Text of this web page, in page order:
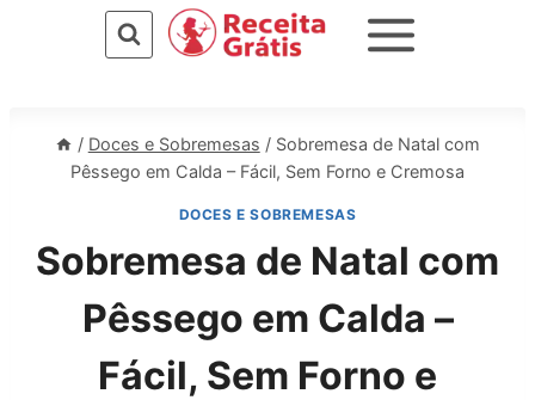
/ Doces e Sobremesas / Sobremesa de Natal com
Pêssego em Calda – Fácil, Sem Forno e Cremosa
DOCES E SOBREMESAS
Sobremesa de Natal com
Pêssego em Calda –
Fácil, Sem Forno e